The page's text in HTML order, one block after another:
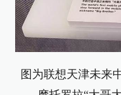
图为联想天津未来